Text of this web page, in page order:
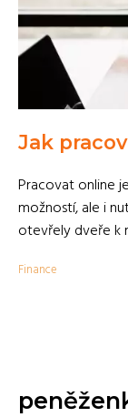
Jak
Pracovat online
možností, ale i
otevřely dveře k
Finance